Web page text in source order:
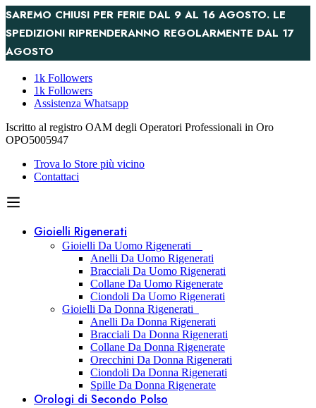
SAREMO CHIUSI PER FERIE DAL 9 AL 16 AGOSTO. LE
SPEDIZIONI RIPRENDERANNO REGOLARMENTE DAL 17
AGOSTO
1k Followers
1k Followers
Assistenza Whatsapp
Iscritto al registro OAM degli Operatori Professionali in Oro
OPO5005947
Trova lo Store più vicino
Contattaci
Gioielli Rigenerati
Gioielli Da Uomo Rigenerati
Anelli Da Uomo Rigenerati
Bracciali Da Uomo Rigenerati
Collane Da Uomo Rigenerate
Ciondoli Da Uomo Rigenerati
Gioielli Da Donna Rigenerati
Anelli Da Donna Rigenerati
Bracciali Da Donna Rigenerati
Collane Da Donna Rigenerate
Orecchini Da Donna Rigenerati
Ciondoli Da Donna Rigenerati
Spille Da Donna Rigenerate
Orologi di Secondo Polso